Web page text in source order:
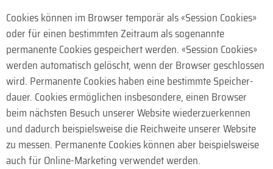
Cookies können im Browser temporär als «Session Cookies»
oder für einen bestimmten Zeitraum als sogenannte
permanente Cookies gespeichert werden. «Session Cookies»
werden automatisch gelöscht, wenn der Browser geschlossen
wird. Permanente Cookies haben eine bestimmte Speicher­
dauer. Cookies ermöglichen insbesondere, einen Browser
beim nächsten Besuch unserer Website wiederzuerkennen
und dadurch beispielsweise die Reich­weite unserer Website
zu messen. Permanente Cookies können aber beispiels­weise
auch für Online-Marketing verwendet werden.